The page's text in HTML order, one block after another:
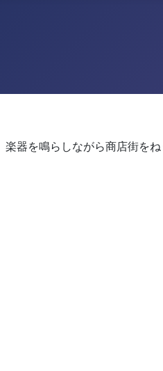
器を鳴らしながら商店街を